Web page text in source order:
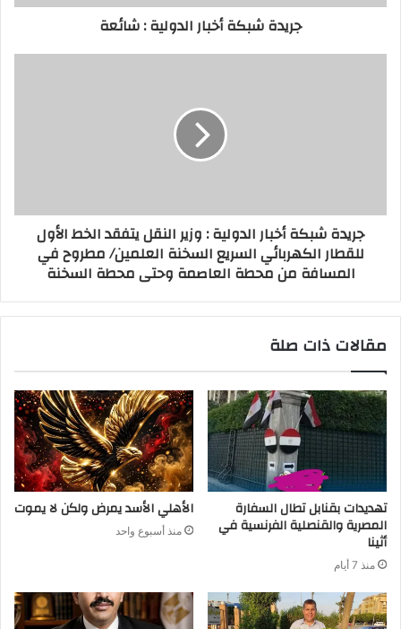
جريدة شبكة أخبار الدولية : شائعة
جريدة شبكة أخبار الدولية : وزير النقل يتفقد الخط الأول
للقطار الكهربائي السريع السخنة العلمين/ مطروح في
المسافة من محطة العاصمة وحتى محطة السخنة
مقالات ذات صلة
تهديدات بقنابل تطال السفارة
المصرية والقنصلية الفرنسية في
أثينا
منذ 7 أيام
الأهلي الأسد يمرض ولكن لا يموت
منذ أسبوع واحد